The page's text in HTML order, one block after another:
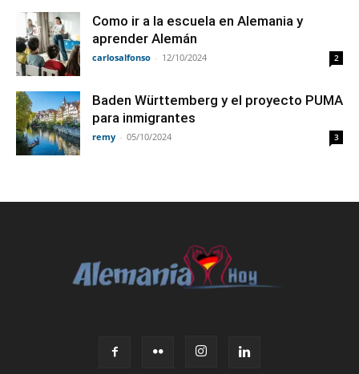
Como ir a la escuela en Alemania y
aprender Alemán
carlosalfonso - 12/10/2024 2
Baden Württemberg y el proyecto PUMA
para inmigrantes
remy - 05/10/2024 3